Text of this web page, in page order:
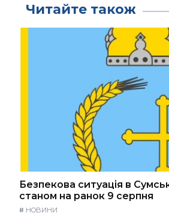
Читайте також
Безпекова ситуація в
станом на ранок 9 серпня
# НОВИНИ